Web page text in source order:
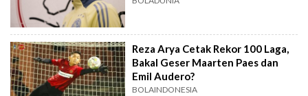
Reza Arya Cetak Rekor 100 Laga,
Bakal Geser Maarten Paes dan
Emil Audero?
BOLAINDONESIA